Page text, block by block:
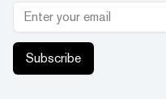
Subscribe